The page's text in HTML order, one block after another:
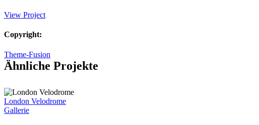
View Project
Copyright:
Theme-Fusion
Ähnliche Projekte
London Velodrome
Gallerie